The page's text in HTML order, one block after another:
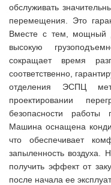
обслуживать
перемещения. Это
Вместе с тем, мощный
высокую
сокращает время
соответственно,
отделения ЭСПЦ
проектировании
безопасности работы
Машина оснащена
что обеспечивает
запыленность воздуха.
получить эффект от
после начала ее